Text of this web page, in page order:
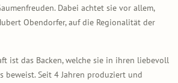
Dabei achtet sie vor allem,
Obendorfer, auf die Regionalität der
ist das Backen, welche sie in ihren liebevoll
beweist. Seit 4 Jahren produziert und